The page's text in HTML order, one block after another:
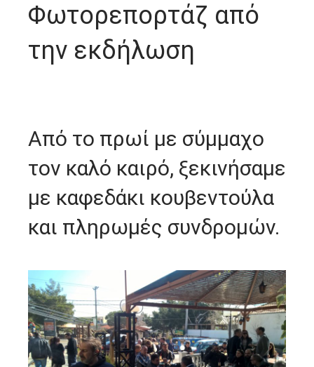
Φωτορεπορτάζ από
την εκδήλωση
Από το πρωί με σύμμαχο
τον καλό καιρό, ξεκινήσαμε
με καφεδάκι κουβεντούλα
και πληρωμές συνδρομών.